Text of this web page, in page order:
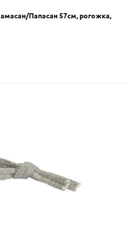
Папасан 57см, рогожка,